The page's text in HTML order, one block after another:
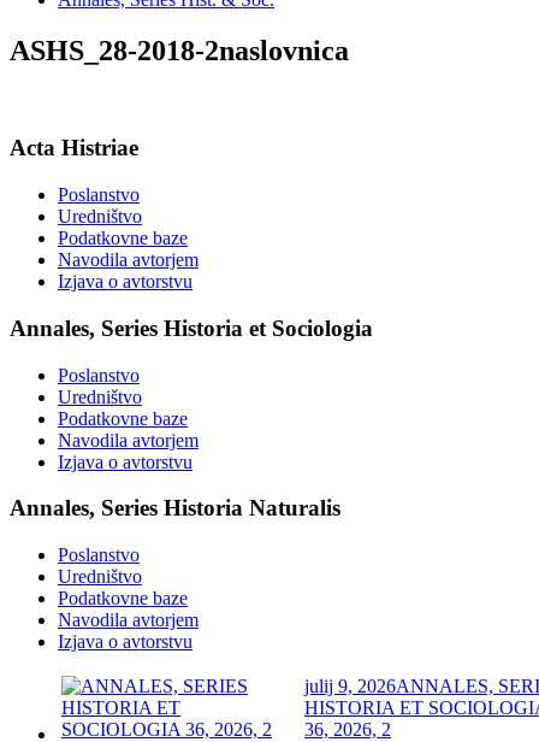
ASHS_28-2018-2naslovnica
Acta Histriae
Poslanstvo
Uredništvo
Podatkovne baze
Navodila avtorjem
Izjava o avtorstvu
Annales, Series Historia et Sociologia
Poslanstvo
Uredništvo
Podatkovne baze
Navodila avtorjem
Izjava o avtorstvu
Annales, Series Historia Naturalis
Poslanstvo
Uredništvo
Podatkovne baze
Navodila avtorjem
Izjava o avtorstvu
julij 9, 2026ANNALES,
HISTORIA ET
36, 2026, 2